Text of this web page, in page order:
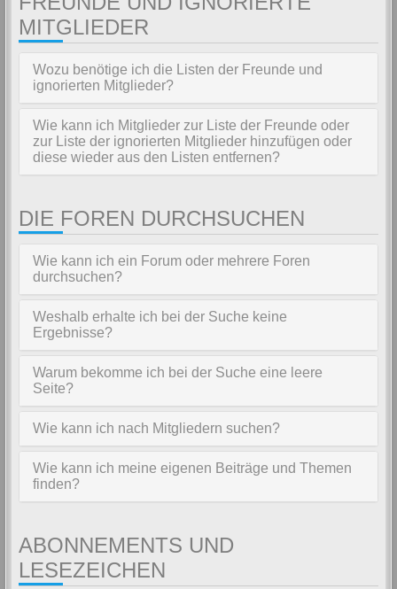
MITGLIEDER
Wozu benötige ich die Listen der Freunde und
ignorierten Mitglieder?
Wie kann ich Mitglieder zur Liste der Freunde oder
zur Liste der ignorierten Mitglieder hinzufügen oder
diese wieder aus den Listen entfernen?
DIE FOREN DURCHSUCHEN
Wie kann ich ein Forum oder mehrere Foren
durchsuchen?
Weshalb erhalte ich bei der Suche keine
Ergebnisse?
Warum bekomme ich bei der Suche eine leere
Seite?
Wie kann ich nach Mitgliedern suchen?
Wie kann ich meine eigenen Beiträge und Themen
finden?
ABONNEMENTS UND
LESEZEICHEN